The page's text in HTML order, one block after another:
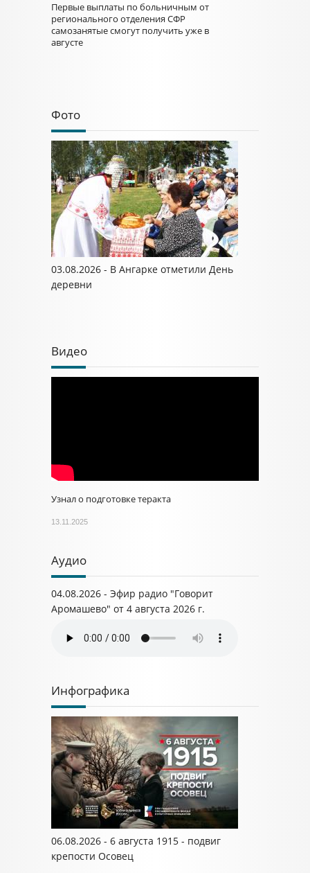
Первые выплаты по больничным от
регионального отделения СФР
самозанятые смогут получить уже в
августе
Фото
03.08.2026 - В Ангарке отметили День
деревни
Видео
Узнал о подготовке теракта
13.11.2025
Аудио
04.08.2026 - Эфир радио "Говорит
Аромашево" от 4 августа 2026 г.
Инфографика
06.08.2026 - 6 августа 1915 - подвиг
крепости Осовец